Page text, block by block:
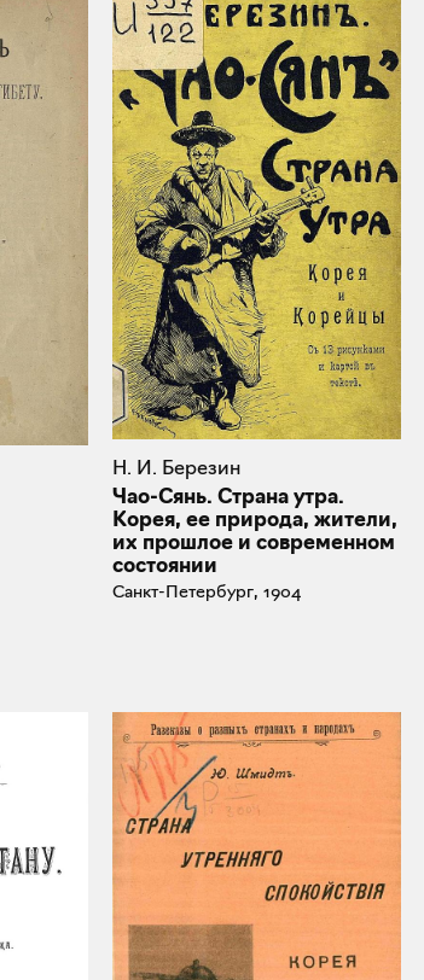
Н. И. Березин
Чао-Сянь. Страна утра.
Корея, ее природа, жители,
их прошлое и современном
состоянии
Санкт-Петербург, 1904